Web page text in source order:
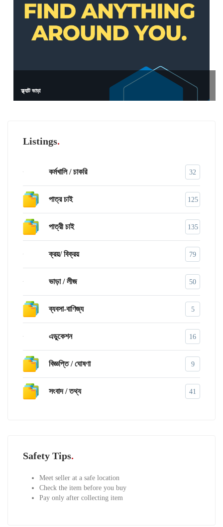
ফ্ল্যাট ভাড়া
Listings
কর্মখালি / চাকরি 32
পাত্র চাই 125
পাত্রী চাই 135
ক্রয়/ বিক্রয় 79
ভাড়া / লীজ 50
ব্যবসা-বাণিজ্য 5
এডুকেশন 16
বিজ্ঞপ্তি / ঘোষণা 9
সংবাদ / তথ্য 41
Safety Tips
Meet seller at a safe location
Check the item before you buy
Pay only after collecting item